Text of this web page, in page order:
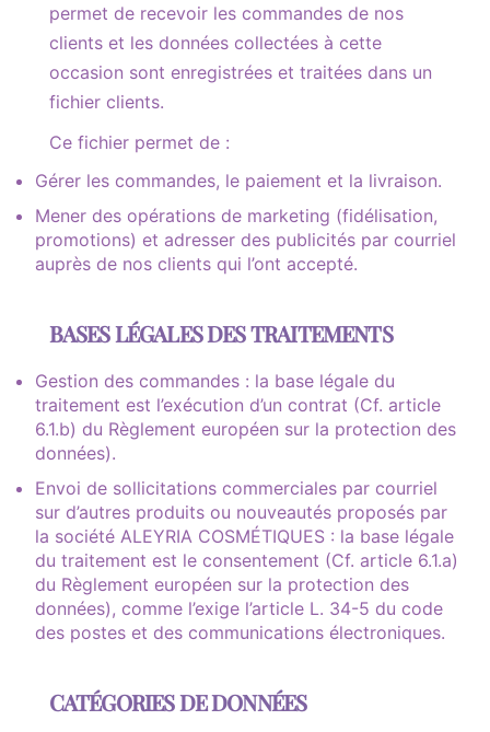
permet de recevoir les commandes de nos
clients et les données collectées à cette
occasion sont enregistrées et traitées dans un
fichier clients.
Ce fichier permet de :
Gérer les commandes, le paiement et la livraison.
Mener des opérations de marketing (fidélisation,
promotions) et adresser des publicités par courriel
auprès de nos clients qui l’ont accepté.
BASES LÉGALES DES TRAITEMENTS
Gestion des commandes : la base légale du
traitement est l’exécution d’un contrat (Cf. article
6.1.b) du Règlement européen sur la protection des
données).
Envoi de sollicitations commerciales par courriel
sur d’autres produits ou nouveautés proposés par
la société ALEYRIA COSMÉTIQUES : la base légale
du traitement est le consentement (Cf. article 6.1.a)
du Règlement européen sur la protection des
données), comme l’exige l’article L. 34-5 du code
des postes et des communications électroniques.
CATÉGORIES DE DONNÉES